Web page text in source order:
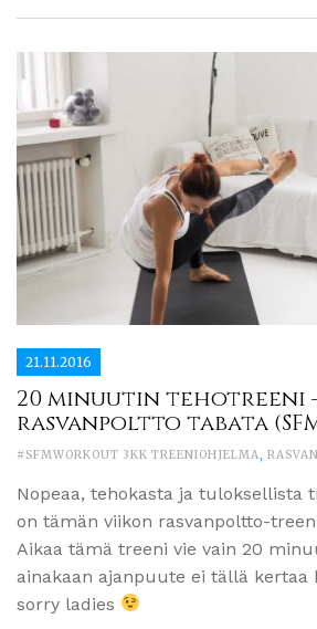
21.11.2016
20 minuutin tehotreeni
rasvanpoltto tabata
#SFMWORKOUT 3KK TREENIOHJELMA,
Nopeaa, tehokasta ja tuloksellista
on tämän viikon rasvanpoltto-
Aikaa tämä treeni vie vain 20
ainakaan ajanpuute ei tällä kertaa
sorry ladies